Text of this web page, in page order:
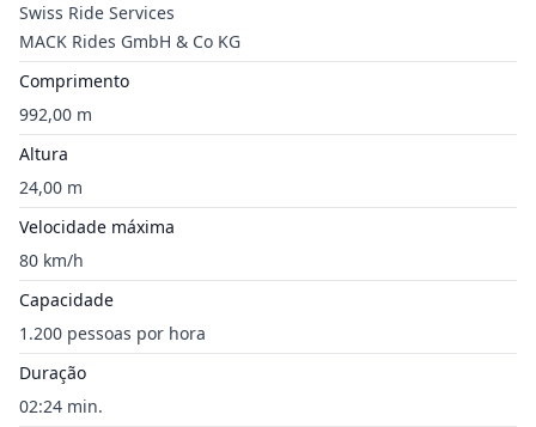
Swiss Ride Services
MACK Rides GmbH & Co KG
Comprimento
992,00 m
Altura
24,00 m
Velocidade máxima
80 km/h
Capacidade
1.200 pessoas por hora
Duração
02:24 min.